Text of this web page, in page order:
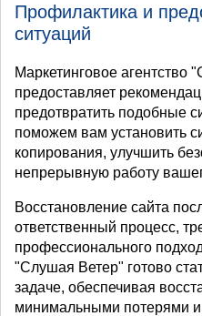
Профилактика и
ситуаций
Маркетинговое агентство
предоставляет
предотвратить подобные
поможем вам установить
копирования, улучшить
непрерывную работу
Восстановление сайта
ответственный процесс,
профессионального
"Слушая Ветер" готово
задаче, обеспечивая
минимальными потерями